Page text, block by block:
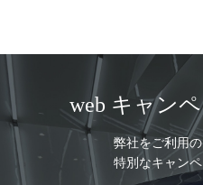
web キャン
弊社をご利用
特別なキャン